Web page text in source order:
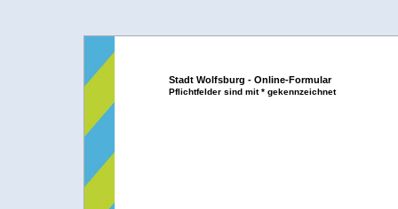
Stadt Wolfsburg - Online-Formular
Pflichtfelder sind mit * gekennzeichnet